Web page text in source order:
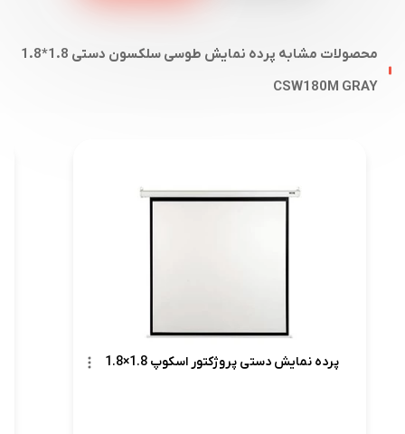
محصولات مشابه پرده نمایش طوسی سلکسون دستی 1.8*1.8
CSW180M GRAY
پرده نمایش دستی پروژکتور اسکوپ 1.8×1.8